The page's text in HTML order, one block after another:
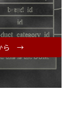
場合がございま
から →